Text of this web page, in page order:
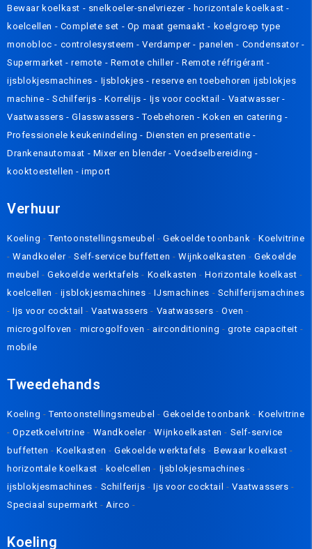
Bewaar koelkast - snelkoeler-snelvriezer - horizontale koelkast-
koelcellen - Complete set - Op maat gemaakt- koelgroep type
monobloc- controlesysteem-Verdamper- panelen- Condensator -
Supermarket - remote - Remote chiller -Remote réfrigérant-
ijsblokjesmachines- Ijsblokjes-reserve en toebehoren ijsblokjes
machine -Schilferijs-Korrelijs- Ijs voor cocktail- Vaatwasser-
Vaatwassers-Glasswassers-Toebehoren-Koken en catering-
Professionele keukenindeling- Diensten en presentatie-
Drankenautomaat - Mixer en blender-Voedselbereiding-
kooktoestellen -import
Verhuur
Koeling -Tentoonstellingsmeubel -Gekoelde toonbank -Koelvitrine
-Wandkoeler -Self-service buffetten -Wijnkoelkasten-Gekoelde
meubel-Gekoelde werktafels- Koelkasten-Horizontale koelkast-
koelcellen - ijsblokjesmachines-IJsmachines - Schilferijsmachines
-Ijs voor cocktail-Vaatwassers- Vaatwassers -Oven-
microgolfoven- microgolfoven-airconditioning -grote capaciteit-
mobile
Tweedehands
Koeling -Tentoonstellingsmeubel -Gekoelde toonbank -Koelvitrine
-Opzetkoelvitrine- Wandkoeler-Wijnkoelkasten- Self-service
buffetten -Koelkasten -Gekoelde werktafels-Bewaar koelkast -
horizontale koelkast - koelcellen- Ijsblokjesmachines-
ijsblokjesmachines- Schilferijs -Ijs voor cocktail -Vaatwassers-
Speciaal supermarkt - Airco -
Koeling